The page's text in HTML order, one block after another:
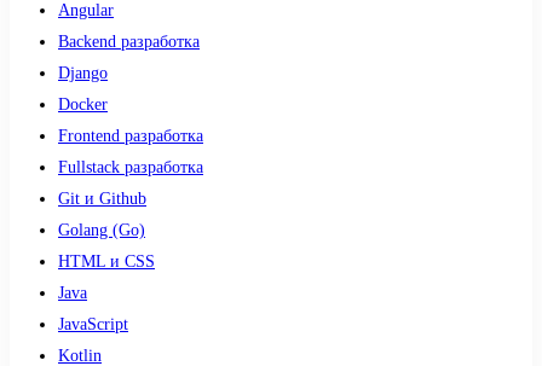
Angular
Backend разработка
Django
Docker
Frontend разработка
Fullstack разработка
Git и Github
Golang (Go)
HTML и CSS
Java
JavaScript
Kotlin